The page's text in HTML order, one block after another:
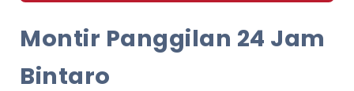
Montir Panggilan 24 Jam
Bintaro